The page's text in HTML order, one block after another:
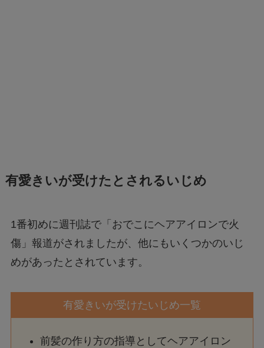
有愛きいが受けたとされるいじめ
1番初めに週刊誌で「おでこにヘアアイロンで火
傷」報道がされましたが、他にもいくつかのいじ
めがあったとされています。
有愛きいが受けたいじめ一覧
前髪の作り方の指導としてヘアアイロン